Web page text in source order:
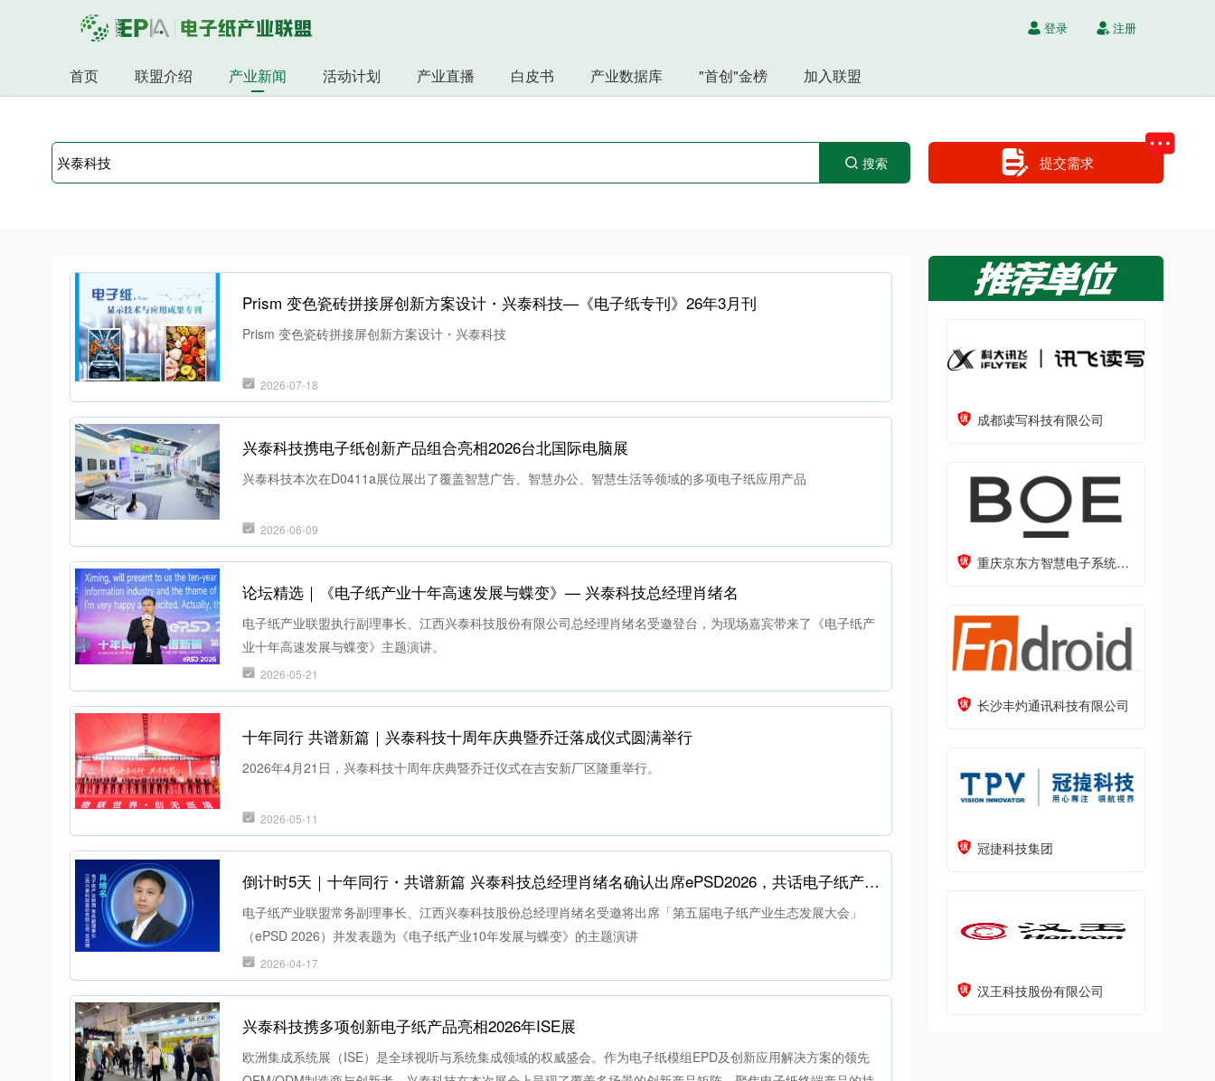
登录 注册
首页 联盟介绍 产业新闻 活动计划 产业直播 白皮书 产业数据库 "首创"金榜 加入联盟
搜索 提交需求
Prism 变色瓷砖拼接屏创新方案设计・兴泰科技—《电子纸专刊》26年3月刊
Prism 变色瓷砖拼接屏创新方案设计・兴泰科技
2026-07-18
兴泰科技携电子纸创新产品组合亮相2026台北国际电脑展
兴泰科技本次在D0411a展位展出了覆盖智慧广告、智慧办公、智慧生活等领域的多项电子纸应用产品
2026-06-09
论坛精选｜《电子纸产业十年高速发展与蝶变》— 兴泰科技总经理肖绪名
电子纸产业联盟执行副理事长、江西兴泰科技股份有限公司总经理肖绪名受邀登台，为现场嘉宾带来了《电子纸产
业十年高速发展与蝶变》主题演讲。
2026-05-21
十年同行 共谱新篇｜兴泰科技十周年庆典暨乔迁落成仪式圆满举行
2026年4月21日，兴泰科技十周年庆典暨乔迁仪式在吉安新厂区隆重举行。
2026-05-11
倒计时5天｜十年同行・共谱新篇 兴泰科技总经理肖绪名确认出席ePSD2026，共话电子纸产业十年发展与蝶变
电子纸产业联盟常务副理事长、江西兴泰科技股份总经理肖绪名受邀将出席「第五届电子纸产业生态发展大会」
（ePSD 2026）并发表题为《电子纸产业10年发展与蝶变》的主题演讲
2026-04-17
兴泰科技携多项创新电子纸产品亮相2026年ISE展
欧洲集成系统展（ISE）是全球视听与系统集成领域的权威盛会。作为电子纸模组EPD及创新应用解决方案的领先
成都读写科技有限公司
重庆京东方智慧电子系统有限公司
长沙丰灼通讯科技有限公司
冠捷科技集团
汉王科技股份有限公司